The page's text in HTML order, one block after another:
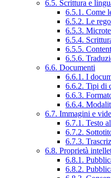
6.5. Scrittura e
6.5.1. Come
6.5.2. Le
6.5.3.
6.5.4.
6.5.5.
6.5.6.
6.6. Documenti
6.6.1. I
6.6.2. Tipi di
6.6.3.
6.6.4.
6.7. Immagini e
6.7.1. Testo
6.7.2.
6.7.3.
6.8. Proprietà
6.8.1.
6.8.2.